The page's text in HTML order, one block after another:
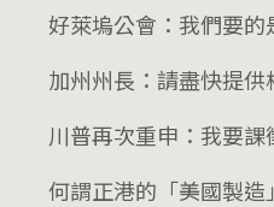
好萊塢公會：我們要的
加州州長：請盡快提供
川普再次重申：我要
何謂正港的「美國製造